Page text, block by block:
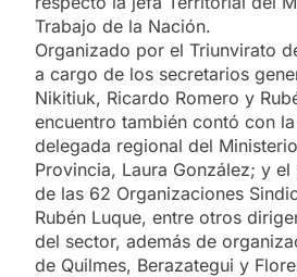
Trabajo de la Nación.
Organizado por el Triunvirato
a cargo de los secretarios
Nikitiuk, Ricardo Romero y
encuentro también contó con
delegada regional del
Provincia, Laura González; y
de las 62 Organizaciones
Rubén Luque, entre otros
del sector, además de
de Quilmes, Berazategui y